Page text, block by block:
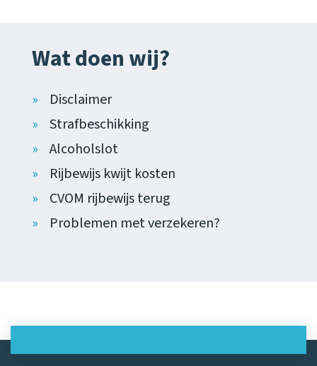
Wat doen wij?
Disclaimer
Strafbeschikking
Alcoholslot
Rijbewijs kwijt kosten
CVOM rijbewijs terug
Problemen met verzekeren?